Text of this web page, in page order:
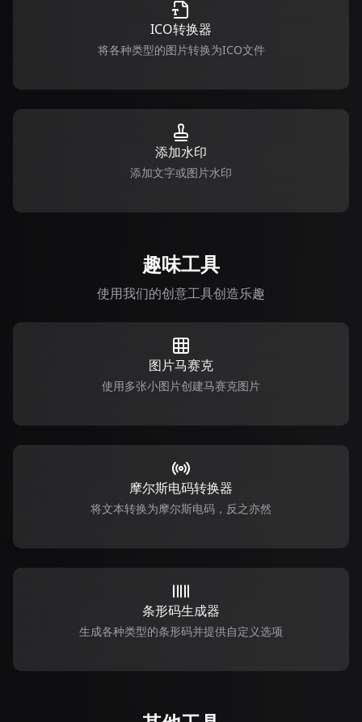
ICO转换器
将各种类型的图片转换为ICO文件
添加水印
添加文字或图片水印
趣味工具
使用我们的创意工具创造乐趣
图片马赛克
使用多张小图片创建马赛克图片
摩尔斯电码转换器
将文本转换为摩尔斯电码，反之亦然
条形码生成器
生成各种类型的条形码并提供自定义选项